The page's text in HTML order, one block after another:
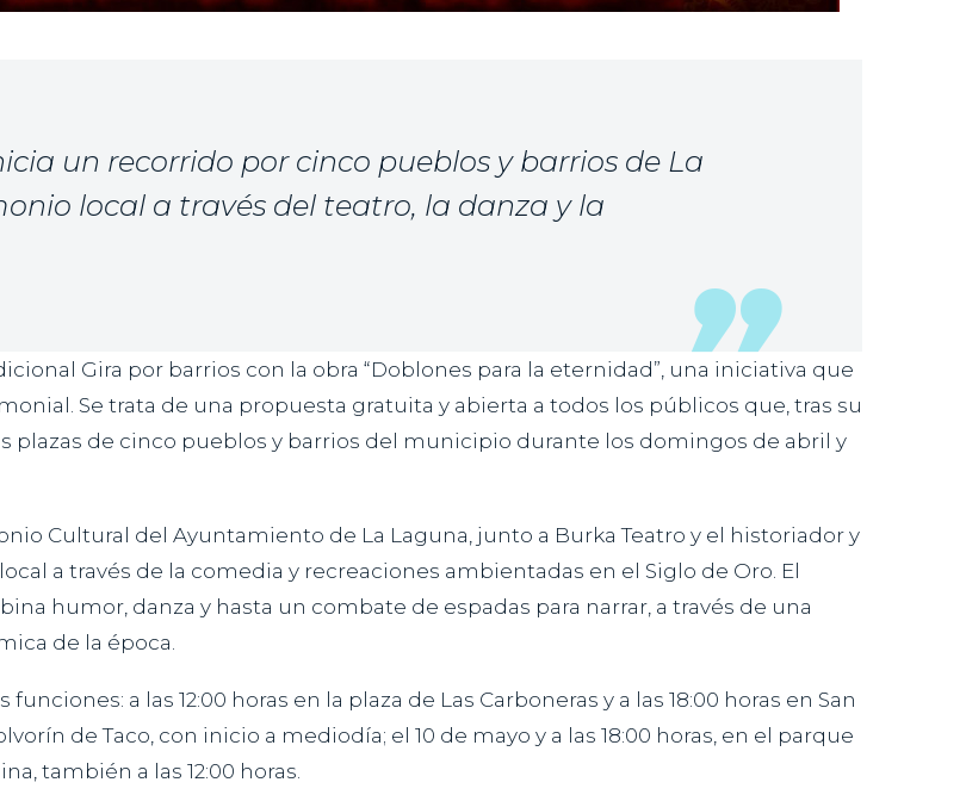
un recorrido por cinco pueblos y barrios de La
local a través del teatro, la danza y la
Gira por barrios con la obra “Doblones para la eternidad”, una iniciativa que
Se trata de una propuesta gratuita y abierta a todos los públicos que, tras su
plazas de cinco pueblos y barrios del municipio durante los domingos de abril y
Cultural del Ayuntamiento de La Laguna, junto a Burka Teatro y el historiador y
a través de la comedia y recreaciones ambientadas en el Siglo de Oro. El
humor, danza y hasta un combate de espadas para narrar, a través de una
de la época.
a las 12:00 horas en la plaza de Las Carboneras y a las 18:00 horas en San
de Taco, con inicio a mediodía; el 10 de mayo y a las 18:00 horas, en el parque
también a las 12:00 horas.